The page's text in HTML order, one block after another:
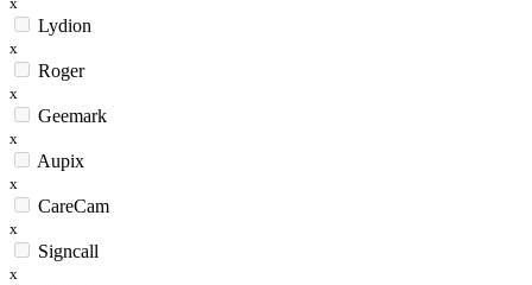
Lydion
x
Roger
x
Geemark
x
Aupix
x
CareCam
x
Signcall
x